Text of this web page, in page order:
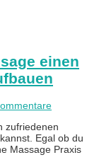
einen
zufriedenen
Egal ob du
Massage Praxis